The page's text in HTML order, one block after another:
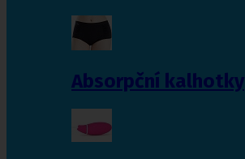
Absorpční kalhotky